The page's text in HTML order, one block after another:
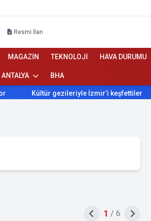
Resmi İlan
MAGAZİN TEKNOLOJİ HAVA DURUMU
ANTALYA BHA
Kültür gezileriyle İzmir’i keşfettiler
1 / 6